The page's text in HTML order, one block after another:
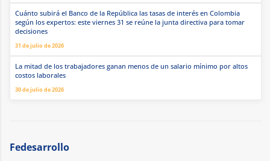
Cuánto subirá el Banco de la República las tasas de interés en Colombia
según los expertos: este viernes 31 se reúne la junta directiva para tomar
decisiones
31 de julio de 2026
La mitad de los trabajadores ganan menos de un salario mínimo por altos
costos laborales
30 de julio de 2026
Fedesarrollo